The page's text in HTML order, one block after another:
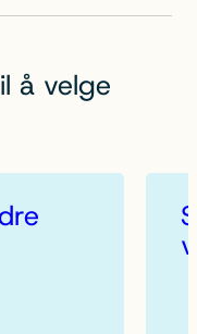
å velge